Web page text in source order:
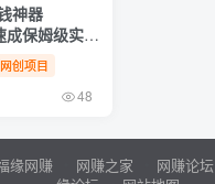
神器
成保姆级实
话ChatGPT
网创项目
48
缘网赚 网赚之家 网赚论坛